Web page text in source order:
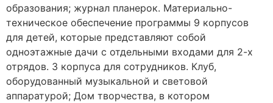
образования; журнал планерок. Материально-
техническое обеспечение программы 9 корпусов
для детей, которые представляют собой
одноэтажные дачи с отдельными входами для 2-х
отрядов. 3 корпуса для сотрудников. Клуб,
оборудованный музыкальной и световой
аппаратурой; Дом творчества, в котором